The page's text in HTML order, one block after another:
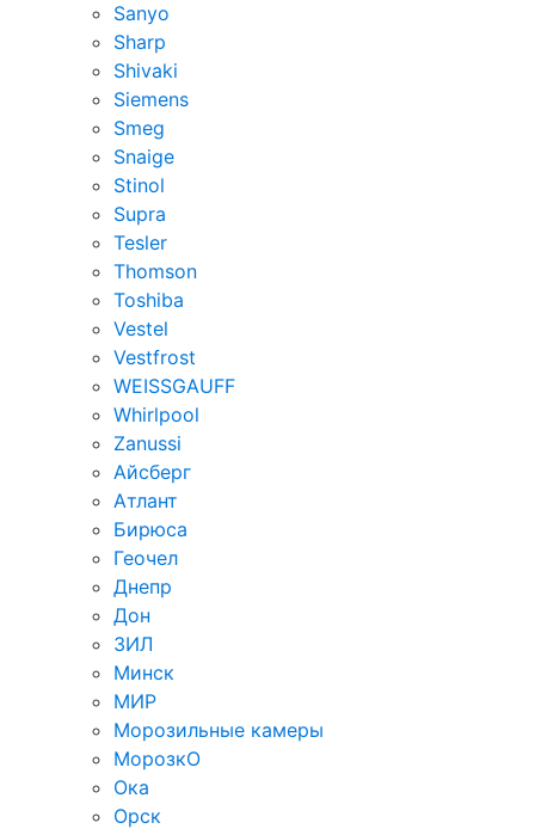
Sanyo
Sharp
Shivaki
Siemens
Smeg
Snaige
Stinol
Supra
Tesler
Thomson
Toshiba
Vestel
Vestfrost
WEISSGAUFF
Whirlpool
Zanussi
Айсберг
Атлант
Бирюса
Геочел
Днепр
Дон
ЗИЛ
Минск
МИР
Морозильные камеры
МорозкО
Ока
Орск